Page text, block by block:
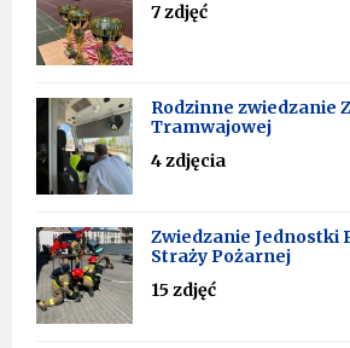
7 zdjęć
Rodzinne zwiedzanie
Tramwajowej
4 zdjęcia
Zwiedzanie Jednostki
Straży Pożarnej
15 zdjęć